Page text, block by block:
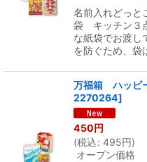
名前入れどっ
袋 キッチン３
な紙袋でお渡し
を防ぐため、袋
万福箱 ハッピ
2270264]
450 円
(税込: 495円)
オープン価格